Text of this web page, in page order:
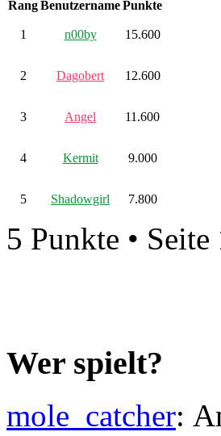
RangBenutzernamePunkte
1 n00by 15.600
2 Dagobert 12.600
3 Angel 11.600
4 Kermit 9.000
5 Shadowgirl 7.800
5 Punkte • Seite
Wer spielt?
mole_catcher: